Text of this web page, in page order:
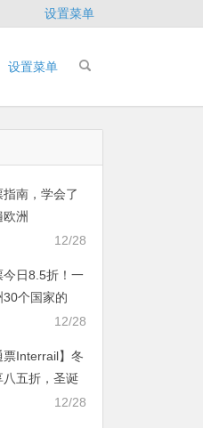
设置菜单
设置菜单
南，学会了
洲
12/28
日8.5折！一
个国家的
12/28
票Interrail】冬
五折，圣诞
12/28